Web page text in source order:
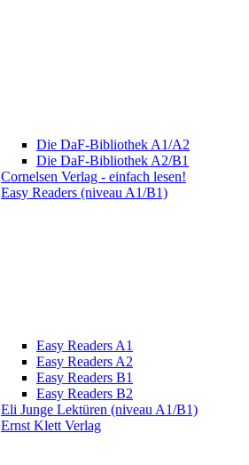
Die DaF-Bibliothek A1/A2
Die DaF-Bibliothek A2/B1
Cornelsen Verlag - einfach lesen!
Easy Readers (niveau A1/B1)
Easy Readers A1
Easy Readers A2
Easy Readers B1
Easy Readers B2
Eli Junge Lektüren (niveau A1/B1)
Ernst Klett Verlag